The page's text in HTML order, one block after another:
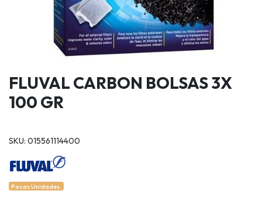
FLUVAL CARBON BOLSAS 3X
100 GR
SKU: 015561114400
Pocas Unidades.